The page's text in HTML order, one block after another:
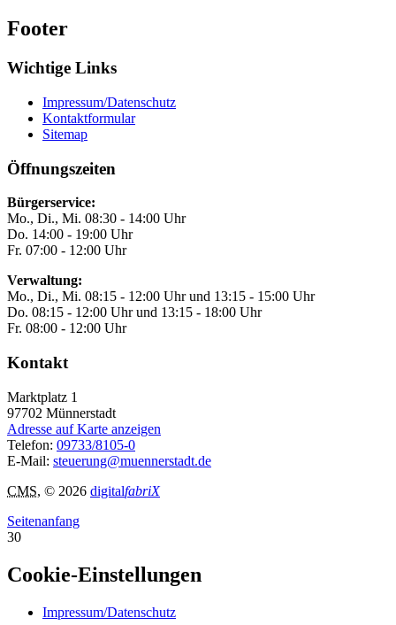
Footer
Wichtige Links
Impressum/Datenschutz
Kontaktformular
Sitemap
Öffnungszeiten
Bürgerservice:
Mo., Di., Mi. 08:30 - 14:00 Uhr
Do. 14:00 - 19:00 Uhr
Fr. 07:00 - 12:00 Uhr
Verwaltung:
Mo., Di., Mi. 08:15 - 12:00 Uhr und 13:15 - 15:00 Uhr
Do. 08:15 - 12:00 Uhr und 13:15 - 18:00 Uhr
Fr. 08:00 - 12:00 Uhr
Kontakt
Marktplatz 1
97702 Münnerstadt
Adresse auf Karte anzeigen
Telefon: 09733/8105-0
E-Mail: steuerung@muennerstadt.de
CMS, © 2026 digitalfabriX
Seitenanfang
30
Cookie-Einstellungen
Impressum/Datenschutz